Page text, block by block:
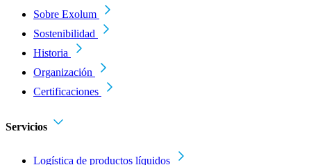
Sobre Exolum
Sostenibilidad
Historia
Organización
Certificaciones
Servicios
Logística de productos líquidos